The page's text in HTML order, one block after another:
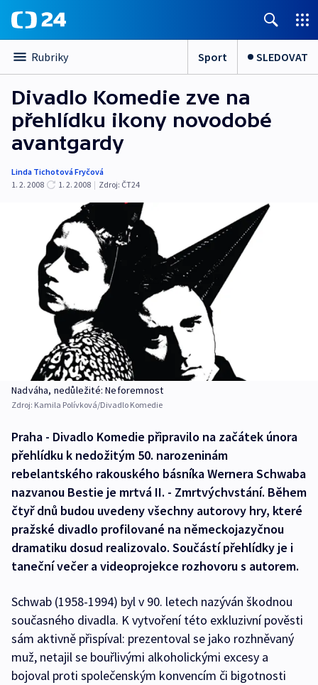
Rubriky Sport SLEDOVAT
Divadlo Komedie zve na
přehlídku ikony novodobé
avantgardy
Linda Tichotová Fryčová
1. 2. 2008
1. 2. 2008 | Zdroj: ČT24
Nadváha, nedůležité: Neforemnost
Zdroj: Kamila Polívková/Divadlo Komedie
Praha - Divadlo Komedie připravilo na začátek února
přehlídku k nedožitým 50. narozeninám
rebelantského rakouského básníka Wernera Schwaba
nazvanou Bestie je mrtvá II. - Zmrtvýchvstání. Během
čtyř dnů budou uvedeny všechny autorovy hry, které
pražské divadlo profilované na německojazyčnou
dramatiku dosud realizovalo. Součástí přehlídky je i
taneční večer a videoprojekce rozhovoru s autorem.
Schwab (1958-1994) byl v 90. letech nazýván škodnou
současného divadla. K vytvoření této exkluzivní pověsti
sám aktivně přispíval: prezentoval se jako rozhněvaný
muž, netajil se bouřlivými alkoholickými excesy a
bojoval proti společenským konvencím či bigotnosti